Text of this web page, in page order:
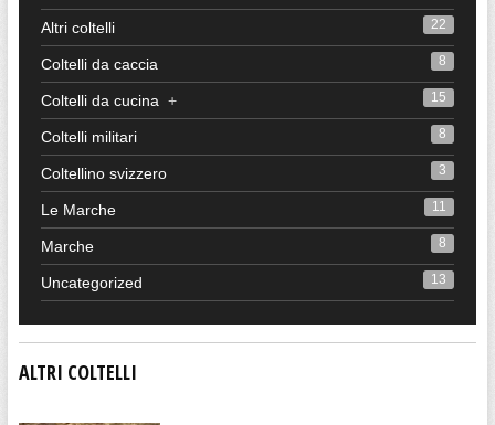
Altri coltelli 22
Coltelli da caccia 8
Coltelli da cucina + 15
Coltelli militari 8
Coltellino svizzero 3
Le Marche 11
Marche 8
Uncategorized 13
ALTRI COLTELLI